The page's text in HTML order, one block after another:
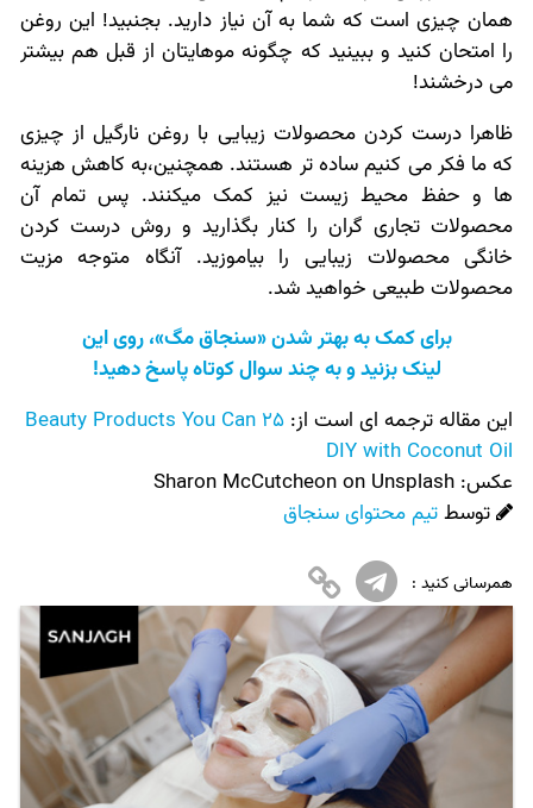
همان چیزی است که شما به آن نیاز دارید. بجنبید! این روغن
را امتحان کنید و ببینید که چگونه موهایتان از قبل هم بیشتر
می درخشند!
ظاهرا درست کردن محصولات زیبایی با روغن نارگیل از چیزی
که ما فکر می کنیم ساده تر هستند. همچنین،به کاهش هزینه
ها و حفظ محیط زیست نیز کمک میکنند. پس تمام آن
محصولات تجاری گران را کنار بگذارید و روش درست کردن
خانگی محصولات زیبایی را بیاموزید. آنگاه متوجه مزیت
محصولات طبیعی خواهید شد.
برای کمک به بهتر شدن «سنجاق مگ»، روی این
لینک بزنید و به چند سوال کوتاه پاسخ دهید!
این مقاله ترجمه ای است از:
25 Beauty Products You Can
DIY with Coconut Oil
عکس:‌ Sharon McCutcheon on Unsplash
توسطتیم محتوای سنجاق
همرسانی کنید :